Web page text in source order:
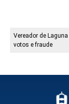
Vereador de
votos e fraude